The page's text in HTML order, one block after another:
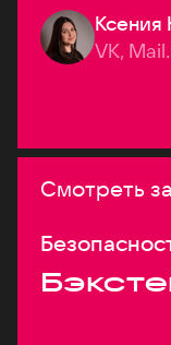
Ксения
VK,
Смотреть